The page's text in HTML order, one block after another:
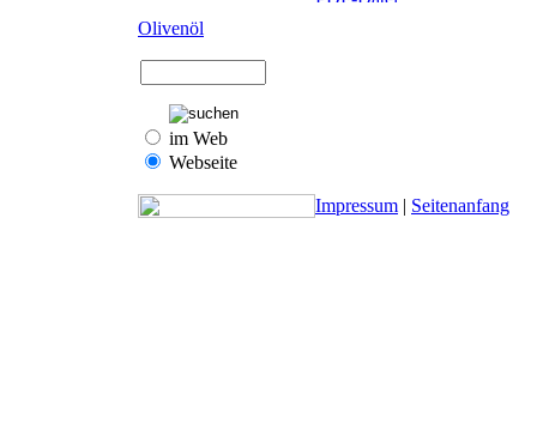
Olivenöl
im Web
Webseite
Impressum | Seitenanfang